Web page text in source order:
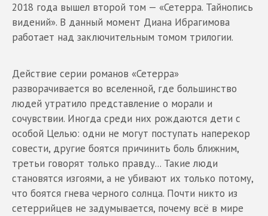
2018 года вышел второй том — «Сетерра. Тайнопись
видений». В данный момент Диана Ибрагимова
работает над заключительным томом трилогии.
Действие серии романов «Сетерра»
разворачивается во вселенной, где большинство
людей утратило представление о морали и
сочувствии. Иногда среди них рождаются дети с
особой Целью: одни не могут поступать наперекор
совести, другие боятся причинить боль ближним,
третьи говорят только правду... Такие люди
становятся изгоями, а не убивают их только потому,
что боятся гнева черного солнца. Почти никто из
сетеррийцев не задумывается, почему всё в мире